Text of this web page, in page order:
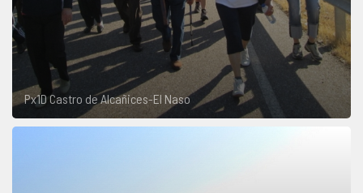
Px1D Castro de Alcañices-El Naso